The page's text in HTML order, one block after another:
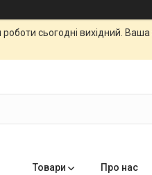
сьогодні вихідний.
Товари Про нас